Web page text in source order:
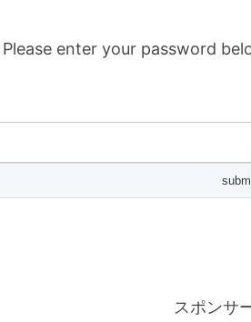
enter your password
スポンサ